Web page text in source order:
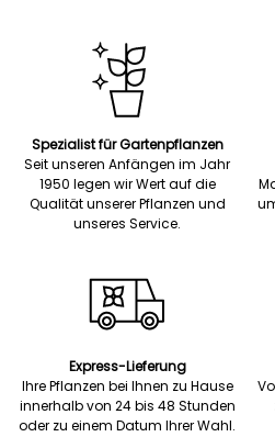
Spezialist für Gartenpflanzen
Seit unseren Anfängen im Jahr
1950 legen wir Wert auf die
Qualität unserer Pflanzen und
unseres Service.
Express-Lieferung
Ihre Pflanzen bei Ihnen zu Hause
innerhalb von 24 bis 48 Stunden
oder zu einem Datum Ihrer Wahl.